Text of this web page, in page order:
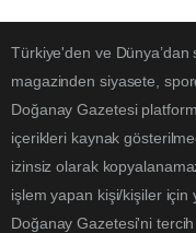
Türkiye'den ve Dünya’dan
magazinden siyasete,
Doğanay Gazetesi
içerikleri kaynak
izinsiz olarak
işlem yapan kişi/kişiler için
Doğanay Gazetesi'ni